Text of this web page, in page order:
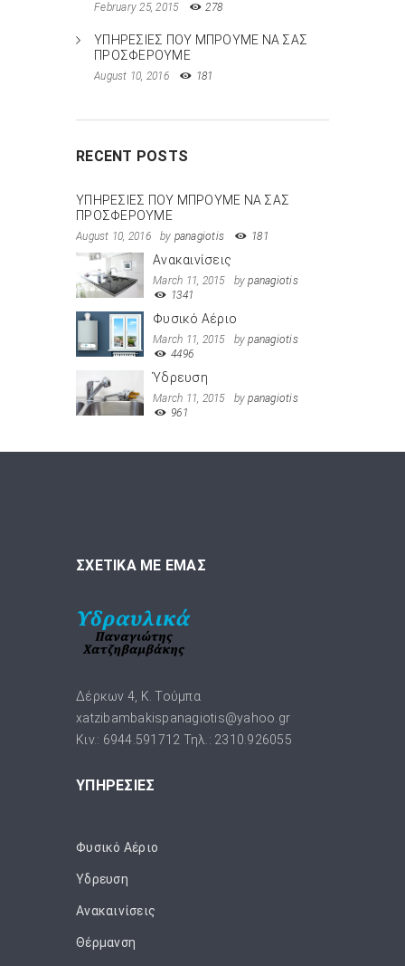
February 25, 2015 278
ΥΠΗΡΕΣΙΕΣ ΠΟΥ ΜΠΡΟΥΜΕ ΝΑ ΣΑΣ
ΠΡΟΣΦΕΡΟΥΜΕ
August 10, 2016 181
RECENT POSTS
ΥΠΗΡΕΣΙΕΣ ΠΟΥ ΜΠΡΟΥΜΕ ΝΑ ΣΑΣ
ΠΡΟΣΦΕΡΟΥΜΕ
August 10, 2016 by panagiotis 181
Ανακαινίσεις
March 11, 2015 bypanagiotis
1341
Φυσικό Αέριο
March 11, 2015 bypanagiotis
4496
Ύδρευση
March 11, 2015 bypanagiotis
961
ΣΧΕΤΙΚΑ ΜΕ ΕΜΑΣ
Δέρκων 4, Κ. Τούμπα
xatzibambakispanagiotis@yahoo.gr
Κιν.: 6944.591712 Τηλ.: 2310.926055
ΥΠΗΡΕΣΙΕΣ
Φυσικό Αέριο
Ύδρευση
Ανακαινίσεις
Θέρμανση